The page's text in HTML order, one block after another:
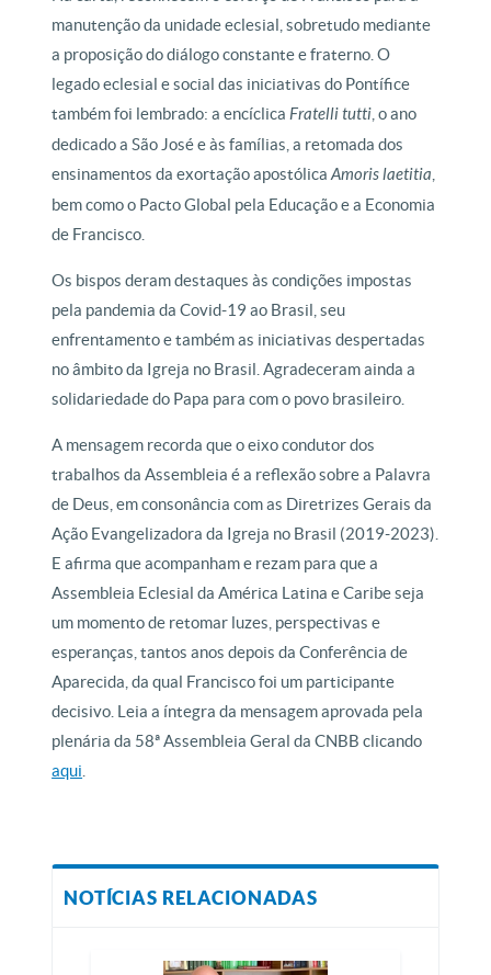
manutenção da unidade eclesial, sobretudo mediante
a proposição do diálogo constante e fraterno. O
legado eclesial e social das iniciativas do Pontífice
também foi lembrado: a encíclica Fratelli tutti , o ano
dedicado a São José e às famílias, a retomada dos
ensinamentos da exortação apostólicaAmoris laetitia
bem como o Pacto Global pela Educação e a Economia
de Francisco.
Os bispos deram destaques às condições impostas
pela pandemia da Covid-19 ao Brasil, seu
enfrentamento e também as iniciativas despertadas
no âmbito da Igreja no Brasil. Agradeceram ainda a
solidariedade do Papa para com o povo brasileiro.
A mensagem recorda que o eixo condutor dos
trabalhos da Assembleia é a reflexão sobre a Palavra
de Deus, em consonância com as Diretrizes Gerais da
Ação Evangelizadora da Igreja no Brasil (2019-2023).
E afirma que acompanham e rezam para que a
Assembleia Eclesial da América Latina e Caribe seja
um momento de retomar luzes, perspectivas e
esperanças, tantos anos depois da Conferência de
Aparecida, da qual Francisco foi um participante
decisivo. Leia a íntegra da mensagem aprovada pela
plenária da 58ª Assembleia Geral da CNBB clicando
aqui
NOTÍCIAS RELACIONADAS